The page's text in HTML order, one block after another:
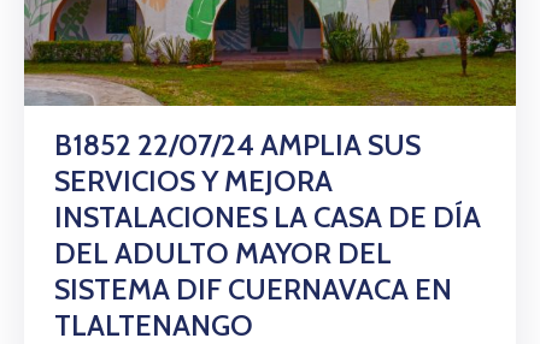
B1852 22/07/24 AMPLIA SUS
SERVICIOS Y MEJORA
INSTALACIONES LA CASA DE DÍA
DEL ADULTO MAYOR DEL
SISTEMA DIF CUERNAVACA EN
TLALTENANGO